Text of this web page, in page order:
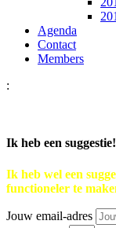
Agenda
Contact
Members
:
Ik heb een suggestie!
Ik heb wel een
functioneler te
Jouw email-adres